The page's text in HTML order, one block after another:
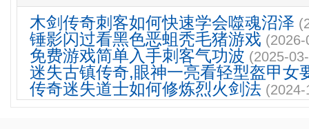
木剑传奇刺客如何快速学会噬魂沼泽
锤影闪过看黑色恶蛆秃毛猪游戏
免费游戏简单入手刺客气功波 (2025-
迷失古镇传奇,眼神一亮看轻型盔甲女
传奇迷失道士如何修炼烈火剑法